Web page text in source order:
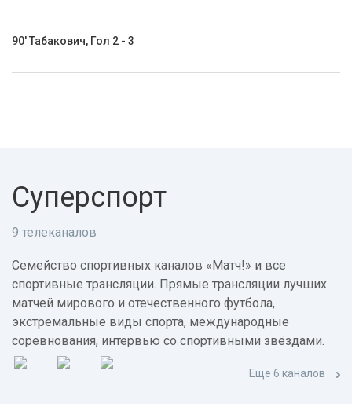
90' Табакович, Гол 2 - 3
Суперспорт
9 телеканалов
Семейство спортивных каналов «Матч!» и все
спортивные трансляции. Прямые трансляции лучших
матчей мирового и отечественного футбола,
экстремальные виды спорта, международные
соревнования, интервью со спортивными звёздами.
Ещё 6 каналов